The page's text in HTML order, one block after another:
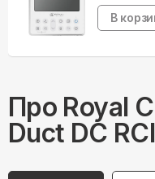
В
Про Royal
Duct DC